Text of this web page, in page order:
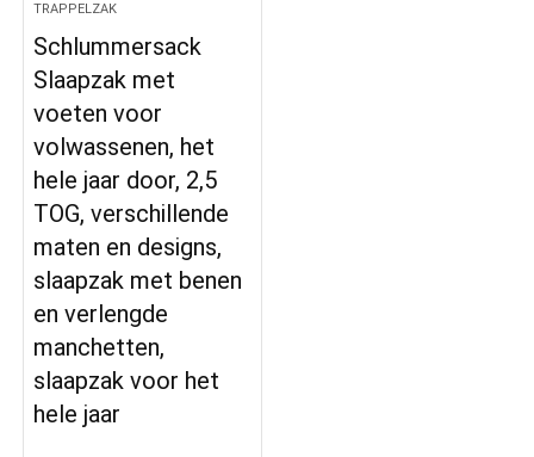
TRAPPELZAK
Schlummersack
Slaapzak met
voeten voor
volwassenen, het
hele jaar door, 2,5
TOG, verschillende
maten en designs,
slaapzak met benen
en verlengde
manchetten,
slaapzak voor het
hele jaar